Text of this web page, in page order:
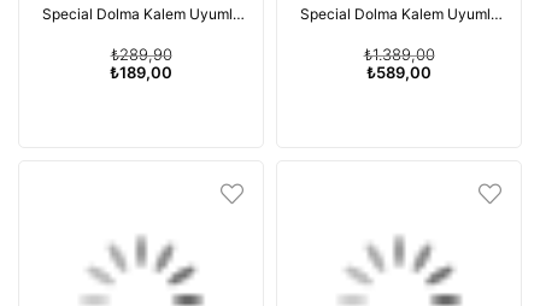
Special Dolma Kalem Uyumlu
₺189,00
₺289,90
Special Dolma Kalem Uyumlu
Notepad Yatay A4 181A
₺589,00
₺1.389,00